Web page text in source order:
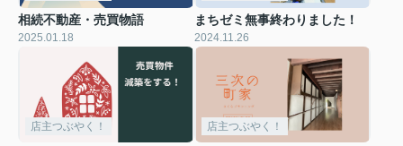
相続不動産・売買物語
2025.01.18
まちゼミ無事終わりました！
2024.11.26
店主つぶやく！ 店主つぶやく！